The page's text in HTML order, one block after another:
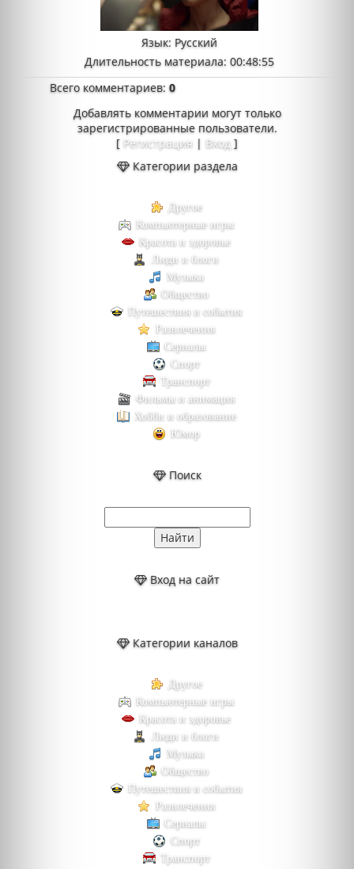
Язык: Русский
Длительность материала: 00:48:55
Всего комментариев:0
Добавлять комментарии могут только
зарегистрированные пользователи.
[ Регистрация | Вход ]
Категории раздела
Другое
Компьютерные игры
Красота и здоровье
Люди и блоги
Музыка
Общество
Путешествия и события
Развлечения
Сериалы
Спорт
Транспорт
Фильмы и анимация
Хобби и образование
Юмор
Поиск
Вход на сайт
Категории каналов
Другое
Компьютерные игры
Красота и здоровье
Люди и блоги
Музыка
Общество
Путешествия и события
Развлечения
Сериалы
Спорт
Транспорт